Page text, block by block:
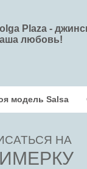
Plaza -
любовь!
НА
модель Salsa